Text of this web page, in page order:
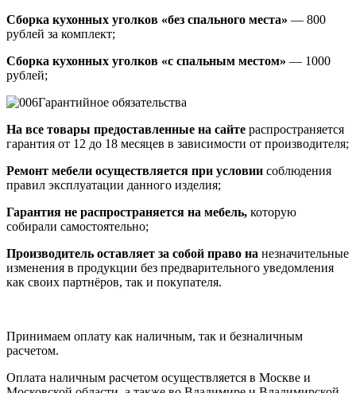
Сборка кухонных уголков «без спального места» — 800
рублей за комплект;
Сборка кухонных уголков «с спальным местом» — 1000
рублей;
Гарантийное обязательства
На все товары предоставленные на сайте распространяется
гарантия от 12 до 18 месяцев в зависимости от производителя;
Ремонт мебели осуществляется при условии соблюдения
правил эксплуатации данного изделия;
Гарантия не распространяется на мебель, которую
собирали самостоятельно;
Производитель оставляет за собой право на незначительные
изменения в продукции без предварительного уведомления
как своих партнёров, так и покупателя.
Принимаем оплату как наличным, так и безналичным
расчетом.
Оплата наличным расчетом осуществляется в Москве и